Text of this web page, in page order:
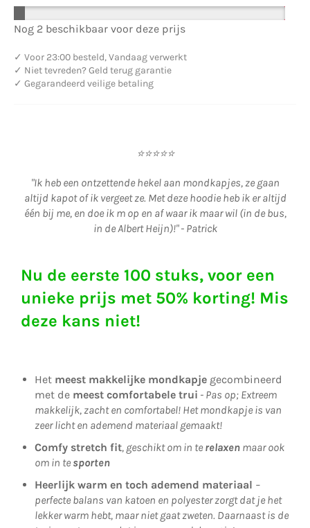
Nog 2 beschikbaar voor deze prijs
✓ Voor 23:00 besteld, Vandaag verwerkt
✓ Niet tevreden? Geld terug garantie
✓ Gegarandeerd veilige betaling
⭐⭐⭐⭐⭐
"Ik heb een ontzettende hekel aan mondkapjes, ze gaan
altijd kapot of ik vergeet ze. Met deze hoodie heb ik er altijd
één bij me, en doe ik m op en af waar ik maar wil (in de bus,
in de Albert Heijn)!" -Patrick
Nu de eerste 100 stuks, voor een
unieke prijs met 50% korting! Mis
deze kans niet!
Het meest makkelijke mondkapje gecombineerd
met de meest comfortabele trui - Pas op; Extreem
makkelijk, zacht en comfortabel! Het mondkapje is van
zeer licht en ademend materiaal gemaakt!
Comfy stretch fit, geschikt om in terelaxen maar ook
om in tesporten
Heerlijk warm en toch ademend materiaal –
perfecte balans van katoen en polyester zorgt dat je het
lekker warm hebt, maar niet gaat zweten. Daarnaast is de